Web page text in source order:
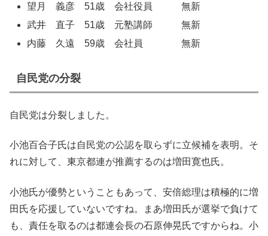
望月 義彦 51歳 会社役員 無新
武井 直子 51歳 元塾講師 無新
内藤 久遠 59歳 会社員 無新
自民党の分裂
自民党は分裂しました。
小池百合子氏は自民党の公認を取らずに立候補を表明。そ
れに対して、東京都連が推薦するのは増田寛也氏。
小池氏が優勢ということもあって、安倍総理は積極的に増
田氏を応援していないですね。まあ増田氏が選挙で負けて
も、責任を取るのは都連会長の石原伸晃氏ですからね。小